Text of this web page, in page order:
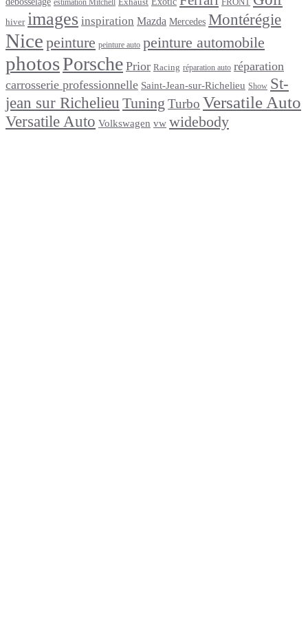
estimation Mitchell
hiver images inspiration Mazda Mercedes Montérégie
Nice peinture peinture auto peinture automobile
photosPorsche Prior Racing réparation auto réparation
carrosserie professionnelle Saint-Jean-sur-Richelieu Show St-
jean sur Richelieu Tuning Turbo Versatile Auto
Versatile Auto Volkswagen vw widebody